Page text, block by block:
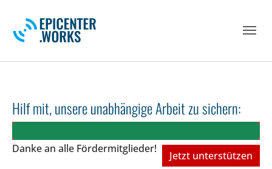
Hilf mit, unsere unabhängige Arbeit zu sichern:
Danke an alle Fördermitglieder!
Jetzt unterstützen